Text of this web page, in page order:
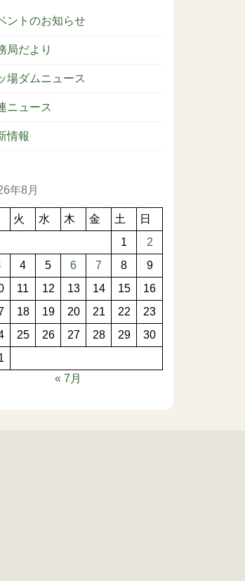
ントのお知らせ
局だより
場ダムニュース
ニュース
情報
年8月
火 水 木 金 土
日
1
2
4 5 6 7 8
9
11 12 13 14 15
16
18 19 20 21 22
23
25 26 27 28 29
30
« 7月